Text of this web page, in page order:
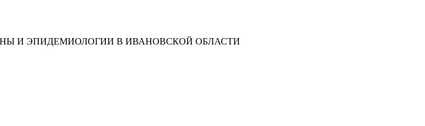
И ЭПИДЕМИОЛОГИИ В ИВАНОВСКОЙ ОБЛАСТИ